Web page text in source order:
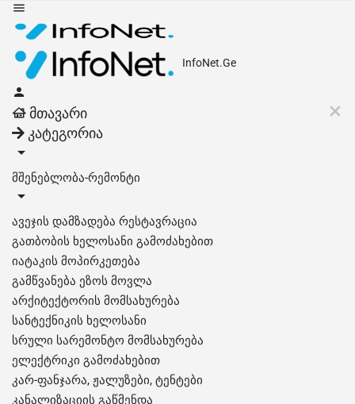
InfoNet.Ge
მთავარი
კატეგორია
მშენებლობა-რემონტი
ავეჯის დამზადება რესტავრაცია
გათბობის ხელოსანი გამოძახებით
იატაკის მოპირკეთება
გამწვანება ეზოს მოვლა
არქიტექტორის მომსახურება
სანტექნიკის ხელოსანი
სრული სარემონტო მომსახურება
ელექტრიკი გამოძახებით
კარ-ფანჯარა, ჟალუზები, ტენტები
კანალიზაციის გაწმენდა